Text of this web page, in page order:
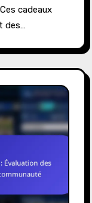
cadeaux
des…